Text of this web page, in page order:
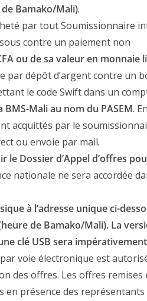
Bamako/Mali).
par tout Soumissionnaire
contre un paiement non
ou de sa valeur en monnaie
par dépôt d’argent contre un
le code Swift dans un
BMS-Mali au nom du PASEM.
acquittés par le
ou envoie par mail.
le Dossier d’Appel d’offres
nationale ne sera accordée
à l’adresse unique ci-
de Bamako/Mali). La
clé USB sera
voie électronique est
des offres. Les offres remises
en présence des représentants